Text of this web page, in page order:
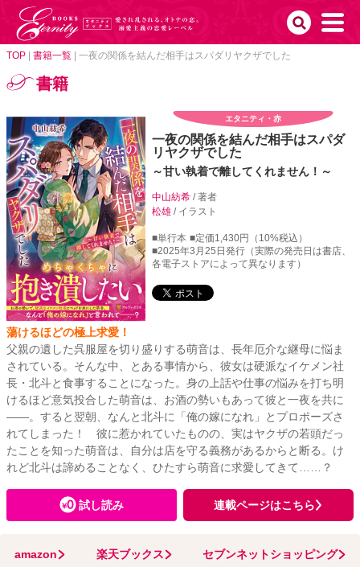
TOP 書籍一覧 一夜の関係を結んだ相手はスパダリヤクザでした
書籍
エタニティ・赤
一夜の関係を結んだ相手はスパダ
リヤクザでした
～甘い執着で離してくれません！～
中山紡希/ 著者
松雄 / イラスト
■単行本 ■定価1,430円（10%税込）
■2025年3月25日発行（実際の発売日は書店、
各電子ストアによって異なります）
蕩けるほどの極上求愛！
父親の遺した呉服屋を切り盛りする萌音は、長年厄介な継母に悩ま
されている。そんな中、とある事情から、彼女は硬派なイケメン社
長・北斗と食事することになった。身の上話や仕事の悩みを打ち明
けるほど意気投合した萌音は、お酒の勢いもあって彼と一夜を共に
――。すると翌朝、なんと北斗に「俺の嫁になれ」とプロポーズさ
れてしまった！ 彼に惹かれていたものの、実はヤクザの若頭だっ
たことを知った萌音は、自分は店を守る義務があるからと断る。け
れど北斗は諦めることなく、ひたすら萌音に求愛してきて……？
試し読み 連載ページはこちら
amazon 楽天ブックス セブンネットショッピング